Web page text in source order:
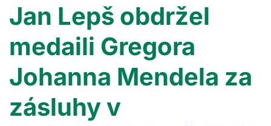
Jan Lepš obdržel
medaili Gregora
Johanna Mendela za
zásluhy v